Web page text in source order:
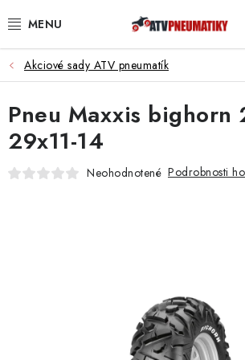
na
PNEUMATIKY
DISKY
ROZŠIROVACIE PODLOŽKY
Akciové sady ATV pneumatík
Pneu Maxxis
29x11-14
Neohodnotené Podrobnosti